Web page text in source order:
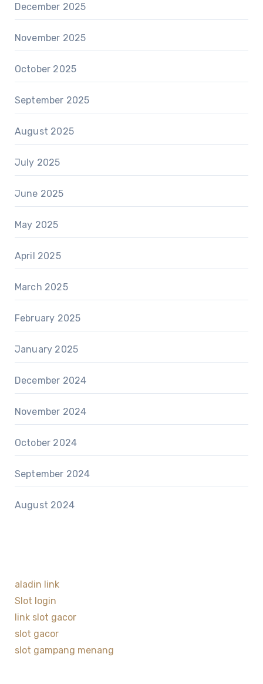
December 2025
November 2025
October 2025
September 2025
August 2025
July 2025
June 2025
May 2025
April 2025
March 2025
February 2025
January 2025
December 2024
November 2024
October 2024
September 2024
August 2024
aladin link
Slot login
link slot gacor
slot gacor
slot gampang menang